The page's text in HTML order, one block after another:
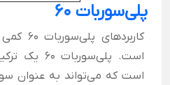
پلی‌سوربات 60
است.
است که می‌تواند به عنوان